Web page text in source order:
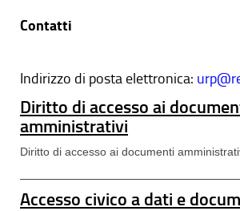
Contatti
Indirizzo di posta elettronica:
Diritto di accesso ai
amministrativi
Diritto di accesso ai documenti
Accesso civico a dati e